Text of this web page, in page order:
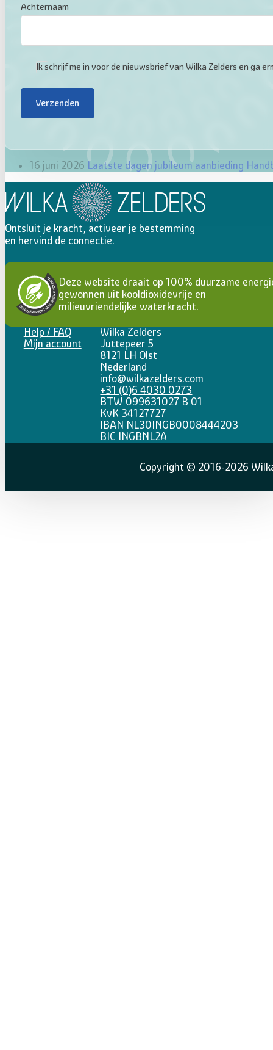
Achternaam
Ik schrijf me in voor de nieuwsbrief van Wilka Zelders en ga
Verzenden
16 juni 2026 Laatste dagen jubileum aanbieding
Ontsluit je kracht, activeer je bestemming
en hervind de connectie.
Deze website draait op 100% duurzame
gewonnen uit kooldioxidevrije en
milieuvriendelijke waterkracht.
Help / FAQ
Mijn account
Wilka Zelders
Juttepeer 5
8121 LH Olst
Nederland
info@wilkazelders.com
+31 (0)6 4030 0273
BTW 099631027 B 01
KvK 34127727
IBAN NL30INGB0008444203
BIC INGBNL2A
Copyright © 2016-2026